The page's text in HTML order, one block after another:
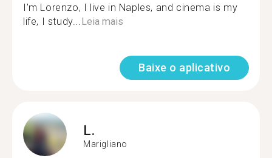
I'm Lorenzo, I live in Naples, and cinema is my
life, I study...Leia mais
Baixe o aplicativo
L.
Marigliano